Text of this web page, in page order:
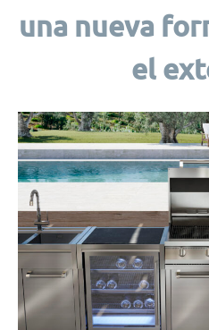
una nueva
el